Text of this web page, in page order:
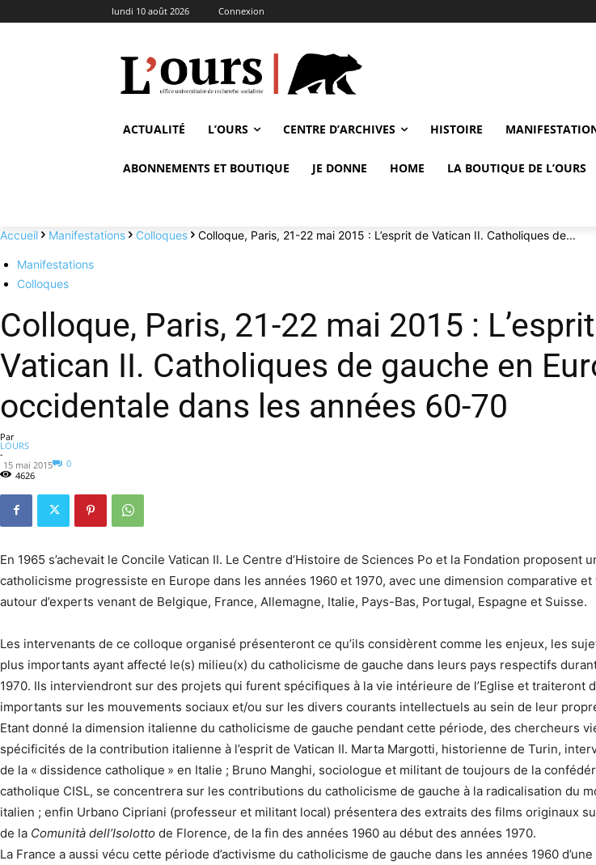
lundi 10 août 2026 Connexion
ACTUALITÉ L’OURS CENTRE D’ARCHIVES HISTOIRE
ABONNEMENTS ET BOUTIQUE JE DONNE HOME LA BOUTIQUE DE L’OURS
Accueil Manifestations Colloques Colloque, Paris, 21-22 mai 2015 : L’esprit de Vatican II. Catholiques de...
Manifestations
Colloques
Colloque, Paris, 21-22 mai 2015 :
Vatican II. Catholiques de gauche en
occidentale dans les années 60-70
Par
LOURS
-
15 mai 2015
0
4626
En 1965 s’achevait le Concile Vatican II. Le Centre d’Histoire de Sciences Po et la Fondation proposent
catholicisme progressiste en Europe dans les années 1960 et 1970, avec une dimension comparative et
autour d’experts venant de Belgique, France, Allemagne, Italie, Pays-Bas, Portugal, Espagne et Suisse.
Les intervenants de ce colloque organisé présenteront ce qu’ils considèrent comme les enjeux, les
plus importants ayant affecté le(s) milieu(x) du catholicisme de gauche dans leurs pays respectifs
1970. Ils interviendront sur des projets qui furent spécifiques à la vie intérieure de l’Eglise et traiteront
importants sur les mouvements sociaux et/ou sur les divers courants intellectuels au sein de leur
Etant donné la dimension italienne du catholicisme de gauche pendant cette période, des chercheurs
spécificités de la contribution italienne à l’esprit de Vatican II. Marta Margotti, historienne de Turin,
de la « dissidence catholique » en Italie ; Bruno Manghi, sociologue et militant de toujours de la
catholique CISL, se concentrera sur les contributions du catholicisme de gauche à la radicalisation du
italien ; enfin Urbano Cipriani (professeur et militant local) présentera des extraits des films originaux
de la Comunità dell’Isolotto de Florence, de la fin des années 1960 au début des années 1970.
La France a aussi vécu cette période d’activisme du catholicisme de gauche dans les années 1960